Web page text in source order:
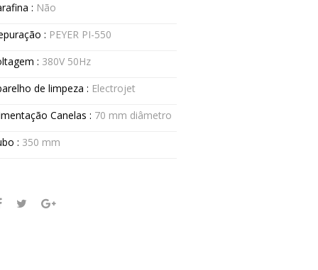
: Não
: PEYER PI-550
: 380V 50Hz
de limpeza : Electrojet
Canelas : 70 mm diâmetro
: 350 mm